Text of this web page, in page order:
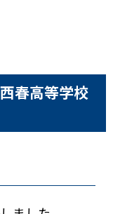
西春高等学校